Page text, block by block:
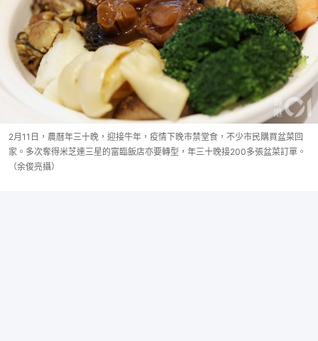
2月11日，農曆年三十晚，迎接牛年，疫情下晚市禁堂食，不少市民購買盆菜回
家。多次奪得米芝連三星的富臨飯店亦要轉型，年三十晚接200多張盆菜訂單。
（余俊亮攝）